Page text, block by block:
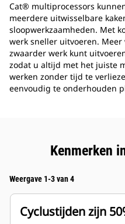
Cat® multiprocessors
meerdere uitwisselbare
sloopwerkzaamheden. Met
werk sneller uitvoeren.
zwaarder werk kunt
zodat u altijd met het juiste
werken zonder tijd te
eenvoudig te onderhouden
Kenmerken
Weergave 1-3 van 4
Cyclustijden zijn